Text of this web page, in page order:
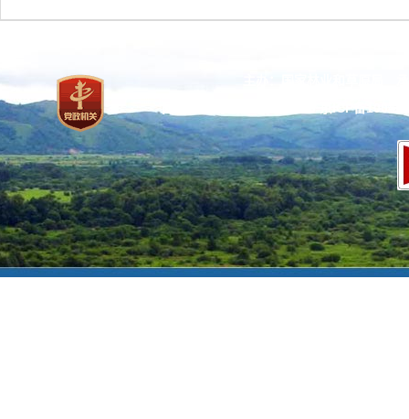
京ICP备